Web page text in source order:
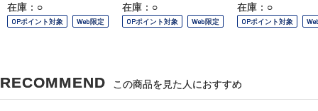
在庫：○
OPポイント対象 Web限定
在庫：○
OPポイント対象 Web限定
在庫：○
OPポイント対象
RECOMMEND この商品を見た人におすすめ